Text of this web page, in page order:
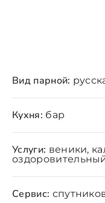
Вид парной:
Кухня: бар
Услуги: веники,
Сервис: